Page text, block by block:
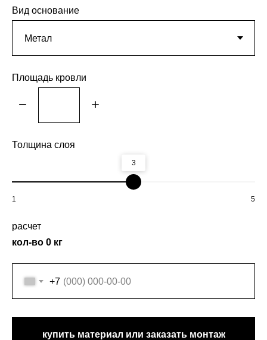
Вид основание
Площадь кровли
Толщина слоя
3
1 5
расчет
кол-во 0 кг
+7
купить материал или заказать монтаж